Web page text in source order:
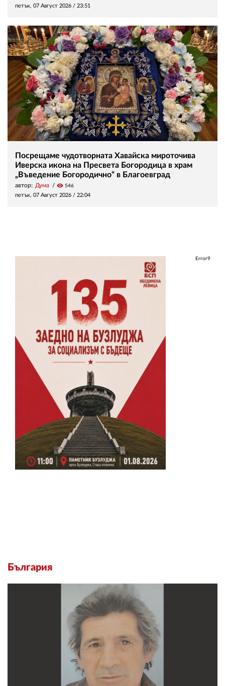
петък, 07 Август 2026 / 23:51
Посрещаме чудотворната Хавайска мироточива
Иверска икона на Пресвета Богородица в храм
„Въведение Богородично“ в Благоевград
автор: Дума visibility 546
петък, 07 Август 2026 / 22:04
Error9
България